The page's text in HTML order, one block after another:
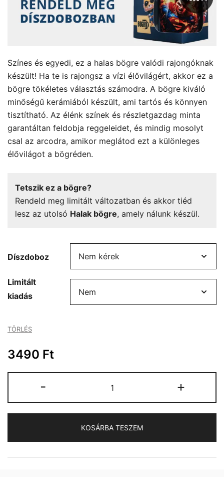
Színes és egyedi, ez a halas bögre valódi rajongóknak
készült! Ha te is rajongsz a vízi élővilágért, akkor ez a
bögre tökéletes választás számodra. A bögre kiváló
minőségű kerámiából készült, ami tartós és könnyen
tisztítható. Az élénk színek és részletgazdag minta
garantáltan feldobja reggeleidet, és mindig mosolyt
csal az arcodra, amikor meglátod ezt a különleges
élővilágot a bögréden.
Tetszik ez a bögre?
Rendeld meg limitált változatban és akkor tiéd
lesz az utolsó Halak bögre, amely nálunk készül.
Díszdoboz
Limitált
kiadás
TÖRLÉS
3490 Ft
-
bögre
mennyiség
+
KOSÁRBA TESZEM